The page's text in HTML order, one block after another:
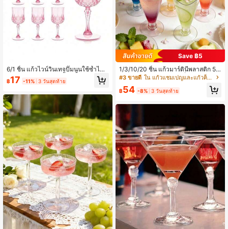
6/1 ชิ้น แก้วไวน์วินเทจปั๊มนูนใช้ซ้ำได้
แก้วไวน์ทนทาน แก้วน้ำผลไม้ แก้วแชม
เปญพลาสติกใส แก้วแชมเปญพลาสติกใ
วินเทจปั๊มนูนใช้ซ้ำได้ แก้วน้ำผลไม้เหม
าะสำหรับงานปาร์ตี้&งานแต่งงาน
฿17 -11% 3 วันสุดท้าย
Save ฿5
1/3/10/20 ชิ้น แก้วมาร์ตินีพลาสติก 5 อ
อนซ์ แก้วไม่แตก สำหรับค็อกเทล แชมเ
ปญ ขนมหวาน งานแต่งงาน
#3 ขายดี ใน แก้วแชมเปญและแก้วค็อกเทล&การต้มเบียร์&แก้วเบียร
฿54 -8% 3 วันสุดท้าย